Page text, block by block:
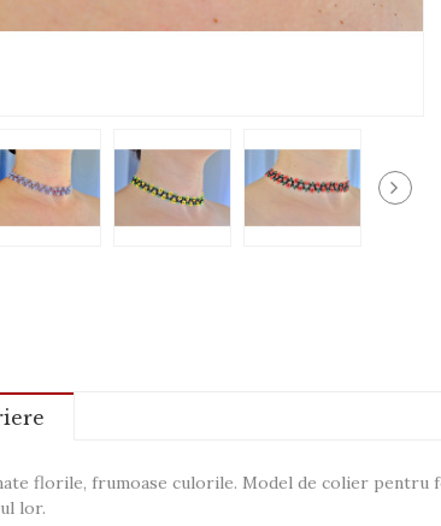
florile, frumoase culorile. Model de colier pentru
lor.